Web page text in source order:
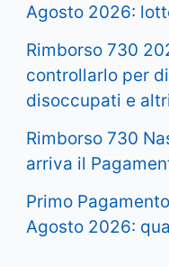
Agosto 2026:
Rimborso 730
controllarlo per
disoccupati e
Rimborso 730
arriva il
Primo
Agosto 2026: